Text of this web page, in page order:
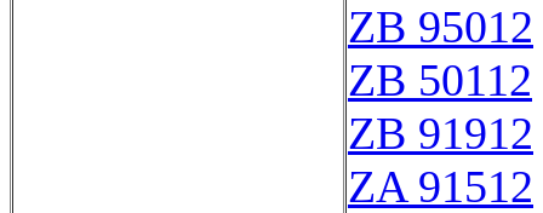
ZB 95012
ZB 50112
ZB 91912
ZA 91512